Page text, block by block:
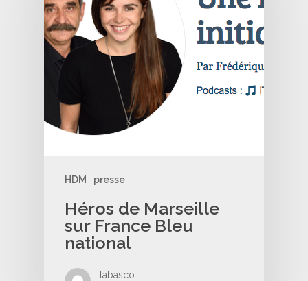
HDM presse
Héros de Marseille
sur France Bleu
national
tabasco